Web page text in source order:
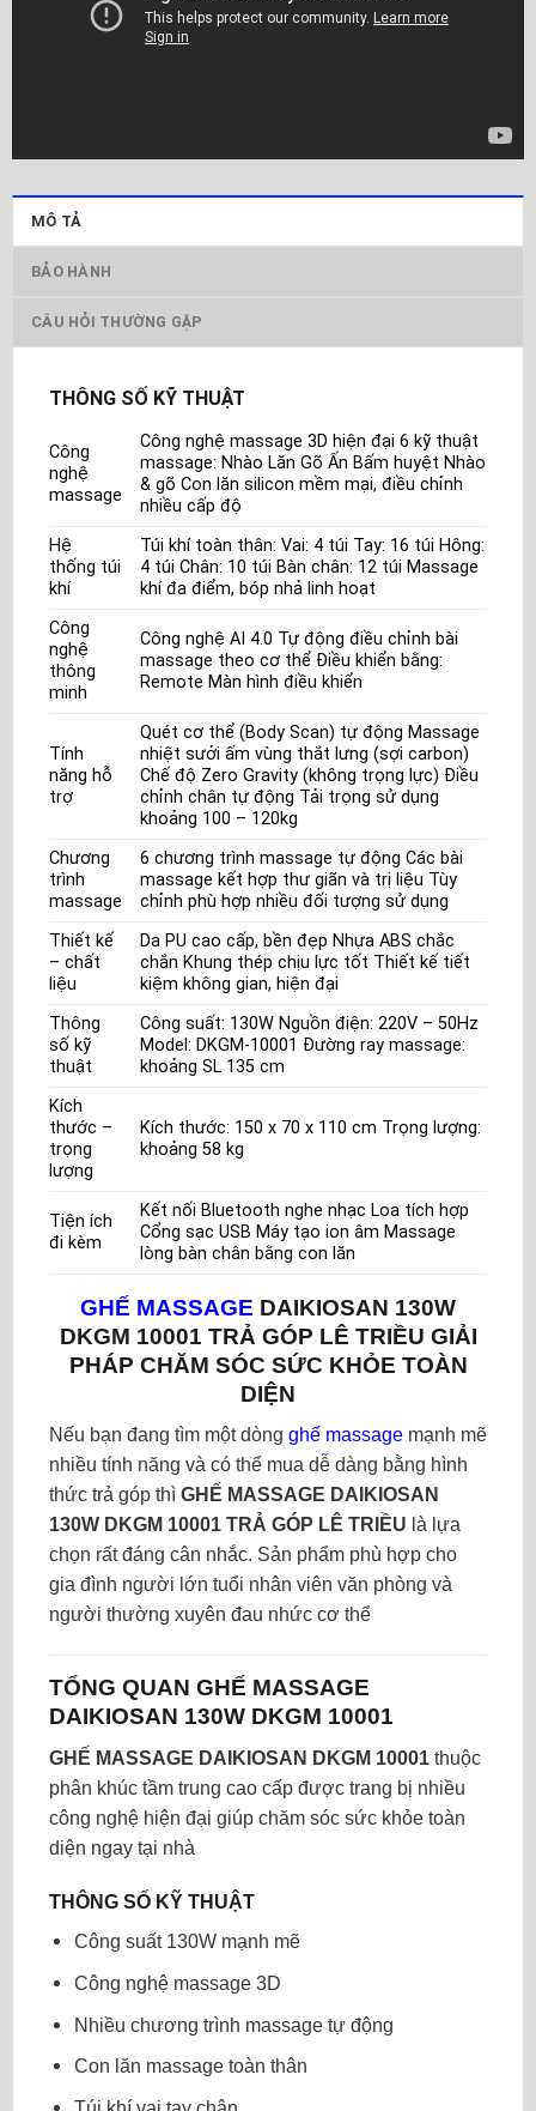
MÔ TẢ
BẢO HÀNH
CÂU HỎI THƯỜNG GẶP
THÔNG SỐ KỸ THUẬT
Công
nghệ
massage
Công nghệ massage 3D hiện đại 6 kỹ thuật
massage: Nhào Lăn Gõ Ấn Bấm huyệt Nhào
& gõ Con lăn silicon mềm mại, điều chỉnh
nhiều cấp độ
Hệ
thống túi
khí
Túi khí toàn thân: Vai: 4 túi Tay: 16 túi Hông:
4 túi Chân: 10 túi Bàn chân: 12 túi Massage
khí đa điểm, bóp nhả linh hoạt
Công
nghệ
thông
minh
Công nghệ AI 4.0 Tự động điều chỉnh bài
massage theo cơ thể Điều khiển bằng:
Remote Màn hình điều khiển
Tính
năng hỗ
trợ
Quét cơ thể (Body Scan) tự động Massage
nhiệt sưởi ấm vùng thắt lưng (sợi carbon)
Chế độ Zero Gravity (không trọng lực) Điều
chỉnh chân tự động Tải trọng sử dụng
khoảng 100 – 120kg
Chương
trình
massage
6 chương trình massage tự động Các bài
massage kết hợp thư giãn và trị liệu Tùy
chỉnh phù hợp nhiều đối tượng sử dụng
Thiết kế
– chất
liệu
Da PU cao cấp, bền đẹp Nhựa ABS chắc
chắn Khung thép chịu lực tốt Thiết kế tiết
kiệm không gian, hiện đại
Thông
số kỹ
thuật
Công suất: 130W Nguồn điện: 220V – 50Hz
Model: DKGM-10001 Đường ray massage:
khoảng SL 135 cm
Kích
thước –
trọng
lượng
Kích thước: 150 x 70 x 110 cm Trọng lượng:
khoảng 58 kg
Tiện ích
đi kèm
Kết nối Bluetooth nghe nhạc Loa tích hợp
Cổng sạc USB Máy tạo ion âm Massage
lòng bàn chân bằng con lăn
GHẾ MASSAGE DAIKIOSAN 130W
DKGM 10001 TRẢ GÓP LÊ TRIỀU GIẢI
PHÁP CHĂM SÓC SỨC KHỎE TOÀN
DIỆN
Nếu bạn đang tìm một dòng ghế massage mạnh mẽ
nhiều tính năng và có thể mua dễ dàng bằng hình
thức trả góp thì GHẾ MASSAGE DAIKIOSAN
130W DKGM 10001 TRẢ GÓP LÊ TRIỀU là lựa
chọn rất đáng cân nhắc. Sản phẩm phù hợp cho
gia đình người lớn tuổi nhân viên văn phòng và
người thường xuyên đau nhức cơ thể
TỔNG QUAN GHẾ MASSAGE
DAIKIOSAN 130W DKGM 10001
GHẾ MASSAGE DAIKIOSAN DKGM 10001 thuộc
phân khúc tầm trung cao cấp được trang bị nhiều
công nghệ hiện đại giúp chăm sóc sức khỏe toàn
diện ngay tại nhà
THÔNG SỐ KỸ THUẬT
Công suất 130W mạnh mẽ
Công nghệ massage 3D
Nhiều chương trình massage tự động
Con lăn massage toàn thân